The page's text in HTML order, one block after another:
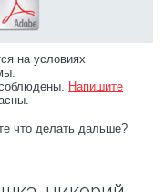
на условиях
Напишите
что делать дальше?